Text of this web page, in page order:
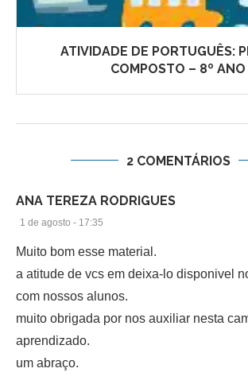
ATIVIDADE DE PORTUGUÊS:
COMPOSTO – 8º ANO
2 COMENTÁRIOS
ANA TEREZA RODRIGUES
1 de agosto - 17:35
Muito bom esse material.
a atitude de vcs em deixa-lo disponivel
com nossos alunos.
muito obrigada por nos auxiliar nesta
aprendizado.
um abraço.